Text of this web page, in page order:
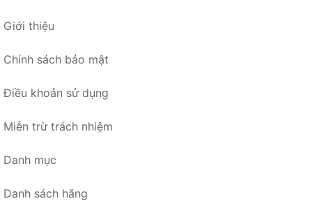
Giới thiệu
Chính sách bảo mật
Điều khoản sử dụng
Miễn trừ trách nhiệm
Danh mục
Danh sách hãng